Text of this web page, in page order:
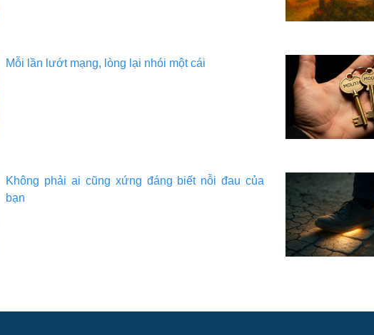
Mỗi lần lướt mạng, lòng lại nhói một cái
Không phải ai cũng xứng đáng biết nỗi đau của
bạn